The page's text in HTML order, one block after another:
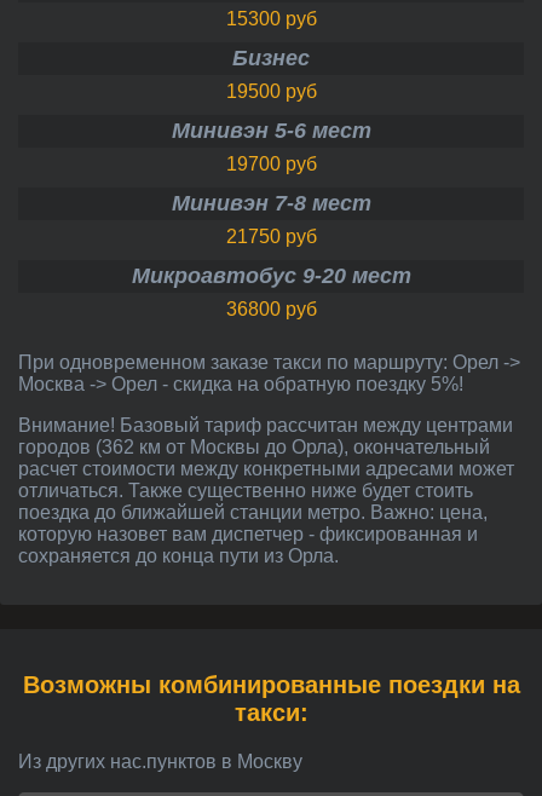
15300 руб
Бизнес
19500 руб
Минивэн 5-6 мест
19700 руб
Минивэн 7-8 мест
21750 руб
Микроавтобус 9-20 мест
36800 руб
При одновременном заказе такси по маршруту: Орел ->
Москва -> Орел - скидка на обратную поездку 5%!
Внимание! Базовый тариф рассчитан между центрами
городов (362 км от Москвы до Орла), окончательный
расчет стоимости между конкретными адресами может
отличаться. Также существенно ниже будет стоить
поездка до ближайшей станции метро. Важно: цена,
которую назовет вам диспетчер - фиксированная и
сохраняется до конца пути из Орла.
Возможны комбинированные поездки на
такси:
Из других нас.пунктов в Москву